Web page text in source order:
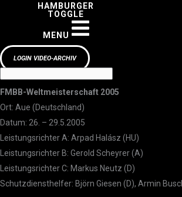
HAMBURGER
TOGGLE
MENU
LOGIN VIDEO-ARCHIV
FMBB-Weltmeisterschaft 2005
Ort: Aue (Deutschland)
Datum: 26. – 29.5.2005
Leistungsrichter A: Arpad Halász (HU)
Leistungsrichter B: Gerold Scheyrer (A)
Leistungsrichter C: Markus Neutz (D)
Schutzdiensthelfer: Björn Giesen (D), Armin